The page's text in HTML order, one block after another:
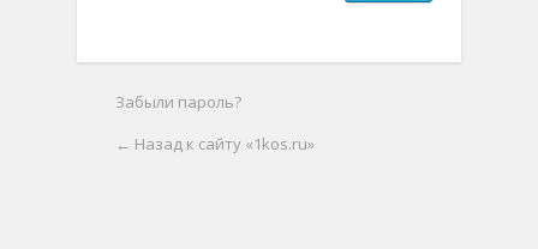
Забыли пароль?
← Назад к сайту «1kos.ru»